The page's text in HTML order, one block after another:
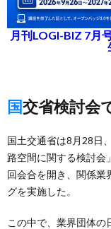
月刊LOGI-BIZ 7月
国交省検討
国土交通省は8月28日
路空間に関する検討会
回会合を開き、関係業
グを実施した。
この中で、業界団体